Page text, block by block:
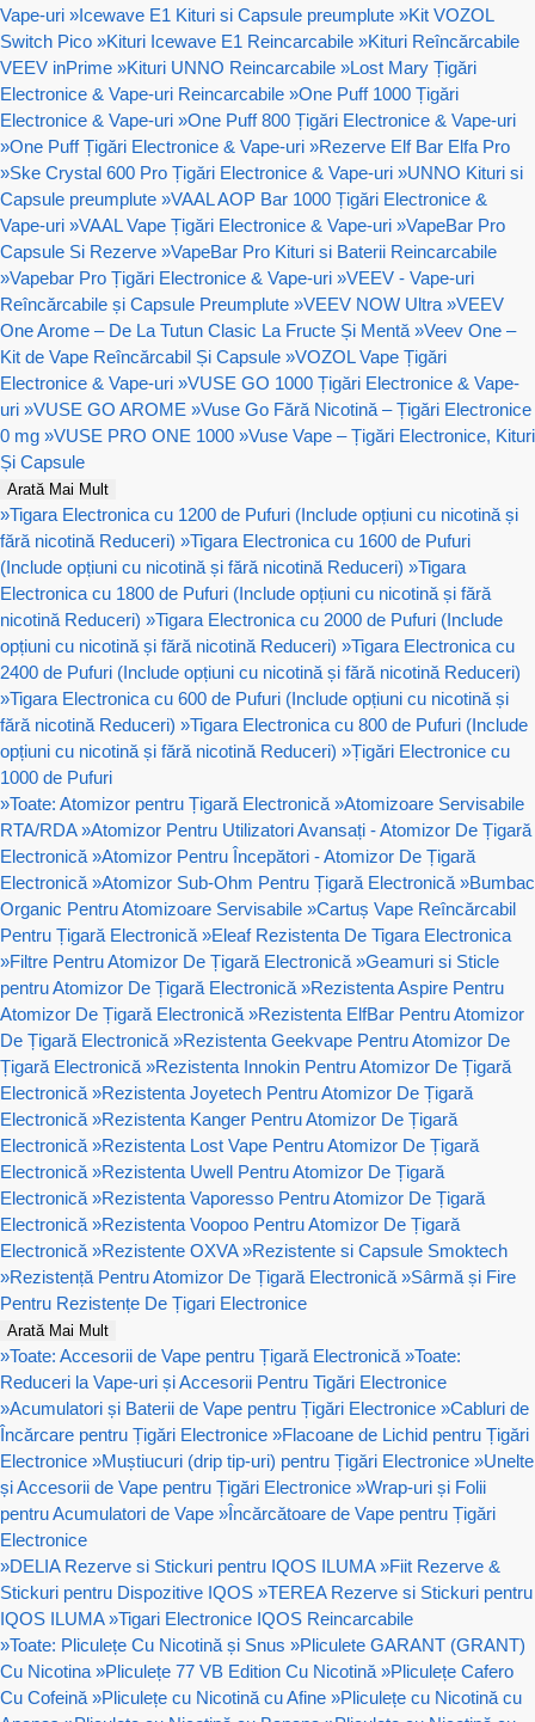
Vape-uri »Icewave E1 Kituri si Capsule preumplute »Kit VOZOL
Switch Pico »Kituri Icewave E1 Reincarcabile »Kituri Reîncărcabile
VEEV inPrime »Kituri UNNO Reincarcabile »Lost Mary Țigări
Electronice & Vape-uri Reincarcabile »One Puff 1000 Țigări
Electronice & Vape-uri »One Puff 800 Țigări Electronice & Vape-uri
»One Puff Țigări Electronice & Vape-uri »Rezerve Elf Bar Elfa Pro
»Ske Crystal 600 Pro Țigări Electronice & Vape-uri »UNNO Kituri si
Capsule preumplute »VAAL AOP Bar 1000 Țigări Electronice &
Vape-uri »VAAL Vape Țigări Electronice & Vape-uri »VapeBar Pro
Capsule Si Rezerve »VapeBar Pro Kituri si Baterii Reincarcabile
»Vapebar Pro Țigări Electronice & Vape-uri »VEEV - Vape-uri
Reîncărcabile și Capsule Preumplute »VEEV NOW Ultra »VEEV
One Arome – De La Tutun Clasic La Fructe Și Mentă »Veev One –
Kit de Vape Reîncărcabil Și Capsule »VOZOL Vape Țigări
Electronice & Vape-uri »VUSE GO 1000 Țigări Electronice & Vape-
uri »VUSE GO AROME »Vuse Go Fără Nicotină – Țigări Electronice
0 mg »VUSE PRO ONE 1000 »Vuse Vape – Țigări Electronice, Kituri
Și Capsule
Arată Mai Mult
»Tigara Electronica cu 1200 de Pufuri (Include opțiuni cu nicotină și
fără nicotină Reduceri) »Tigara Electronica cu 1600 de Pufuri
(Include opțiuni cu nicotină și fără nicotină Reduceri) »Tigara
Electronica cu 1800 de Pufuri (Include opțiuni cu nicotină și fără
nicotină Reduceri) »Tigara Electronica cu 2000 de Pufuri (Include
opțiuni cu nicotină și fără nicotină Reduceri) »Tigara Electronica cu
2400 de Pufuri (Include opțiuni cu nicotină și fără nicotină Reduceri)
»Tigara Electronica cu 600 de Pufuri (Include opțiuni cu nicotină și
fără nicotină Reduceri) »Tigara Electronica cu 800 de Pufuri (Include
opțiuni cu nicotină și fără nicotină Reduceri) »Țigări Electronice cu
1000 de Pufuri
»Toate: Atomizor pentru Țigară Electronică »Atomizoare Servisabile
RTA/RDA »Atomizor Pentru Utilizatori Avansați - Atomizor De Țigară
Electronică »Atomizor Pentru Începători - Atomizor De Țigară
Electronică »Atomizor Sub-Ohm Pentru Țigară Electronică »Bumbac
Organic Pentru Atomizoare Servisabile »Cartuș Vape Reîncărcabil
Pentru Țigară Electronică »Eleaf Rezistenta De Tigara Electronica
»Filtre Pentru Atomizor De Țigară Electronică »Geamuri si Sticle
pentru Atomizor De Țigară Electronică »Rezistenta Aspire Pentru
Atomizor De Țigară Electronică »Rezistenta ElfBar Pentru Atomizor
De Țigară Electronică »Rezistenta Geekvape Pentru Atomizor De
Țigară Electronică »Rezistenta Innokin Pentru Atomizor De Țigară
Electronică »Rezistenta Joyetech Pentru Atomizor De Țigară
Electronică »Rezistenta Kanger Pentru Atomizor De Țigară
Electronică »Rezistenta Lost Vape Pentru Atomizor De Țigară
Electronică »Rezistenta Uwell Pentru Atomizor De Țigară
Electronică »Rezistenta Vaporesso Pentru Atomizor De Țigară
Electronică »Rezistenta Voopoo Pentru Atomizor De Țigară
Electronică »Rezistente OXVA »Rezistente si Capsule Smoktech
»Rezistență Pentru Atomizor De Țigară Electronică »Sârmă și Fire
Pentru Rezistențe De Țigari Electronice
Arată Mai Mult
»Toate: Accesorii de Vape pentru Țigară Electronică »Toate:
Reduceri la Vape-uri și Accesorii Pentru Tigări Electronice
»Acumulatori și Baterii de Vape pentru Țigări Electronice »Cabluri de
Încărcare pentru Țigări Electronice »Flacoane de Lichid pentru Țigări
Electronice »Muștiucuri (drip tip-uri) pentru Țigări Electronice »Unelte
și Accesorii de Vape pentru Țigări Electronice »Wrap-uri și Folii
pentru Acumulatori de Vape »Încărcătoare de Vape pentru Țigări
Electronice
»DELIA Rezerve si Stickuri pentru IQOS ILUMA »Fiit Rezerve &
Stickuri pentru Dispozitive IQOS »TEREA Rezerve si Stickuri pentru
IQOS ILUMA »Tigari Electronice IQOS Reincarcabile
»Toate: Pliculețe Cu Nicotină și Snus »Pliculete GARANT (GRANT)
Cu Nicotina »Pliculețe 77 VB Edition Cu Nicotină »Pliculețe Cafero
Cu Cofeină »Pliculețe cu Nicotină cu Afine »Pliculețe cu Nicotină cu